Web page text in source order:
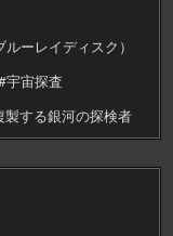
ーレイディスク）
宇宙探査
する銀河の探検者